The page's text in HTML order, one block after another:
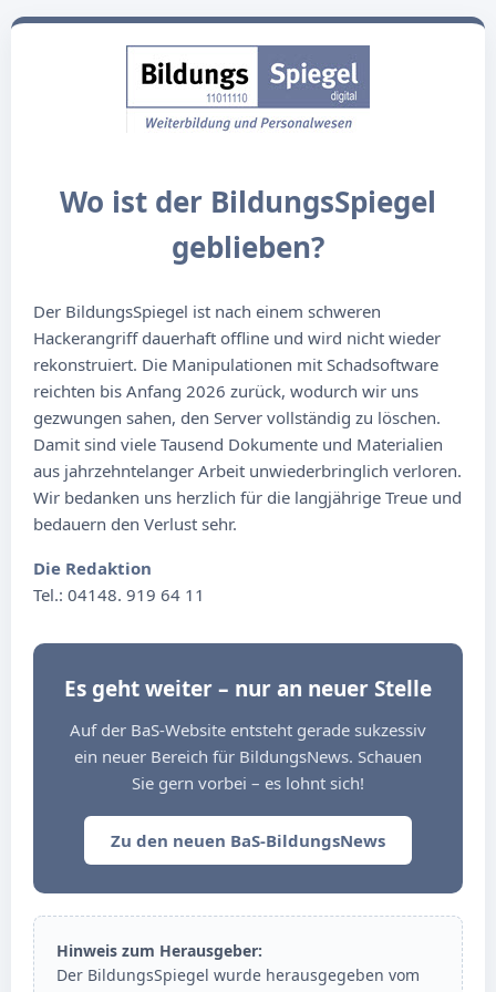
Wo ist der BildungsSpiegel
geblieben?
Der BildungsSpiegel ist nach einem schweren
Hackerangriff dauerhaft offline und wird nicht wieder
rekonstruiert. Die Manipulationen mit Schadsoftware
reichten bis Anfang 2026 zurück, wodurch wir uns
gezwungen sahen, den Server vollständig zu löschen.
Damit sind viele Tausend Dokumente und Materialien
aus jahrzehntelanger Arbeit unwiederbringlich verloren.
Wir bedanken uns herzlich für die langjährige Treue und
bedauern den Verlust sehr.
Die Redaktion
Tel.: 04148. 919 64 11
Es geht weiter – nur an neuer Stelle
Auf der BaS-Website entsteht gerade sukzessiv
ein neuer Bereich für BildungsNews. Schauen
Sie gern vorbei – es lohnt sich!
Zu den neuen BaS-BildungsNews
Hinweis zum Herausgeber:
Der BildungsSpiegel wurde herausgegeben vom